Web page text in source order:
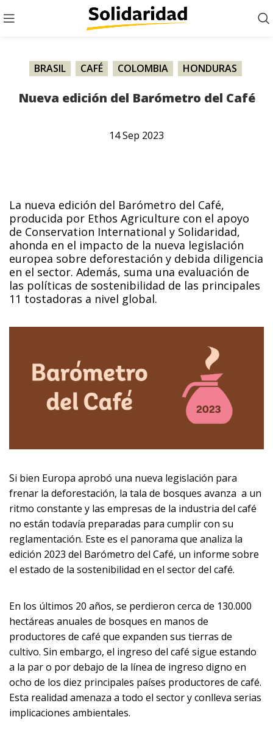
BRASIL CAFÉ COLOMBIA HONDURAS
Nueva edición del Barómetro del Café
14Sep 2023
La nueva edición del Barómetro del Café,
producida por Ethos Agriculture con el apoyo
de Conservation International y Solidaridad,
ahonda en el impacto de la nueva legislación
europea sobre deforestación y debida diligencia
en el sector. Además, suma una evaluación de
las políticas de sostenibilidad de las principales
11 tostadoras a nivel global.
Si bien Europa aprobó una nueva legislación para
frenar la deforestación, la tala de bosques avanza a un
ritmo constante y las empresas de la industria del café
no están todavía preparadas para cumplir con su
reglamentación. Este es el panorama que analiza la
edición 2023 del Barómetro del Café, un informe sobre
el estado de la sostenibilidad en el sector del café.
En los últimos 20 años, se perdieron cerca de 130.000
hectáreas anuales de bosques en manos de
productores de café que expanden sus tierras de
cultivo. Sin embargo, el ingreso del café sigue estando
a la par o por debajo de la línea de ingreso digno en
ocho de los diez principales países productores de café.
Esta realidad amenaza a todo el sector y conlleva serias
implicaciones ambientales.